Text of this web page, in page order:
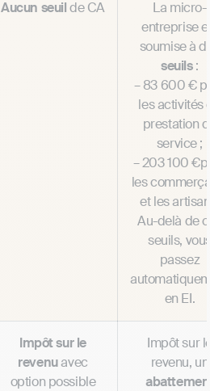
Aucun seuilde CA
La micro-
entreprise
soumise à
seuils:
– 83 600 €
les activités
prestation
service ;
– 203 100
les
et les
Au-delà de
seuils,
passez
en EI.
Impôt sur le
revenuavec
option possible
Impôt sur
revenu, un